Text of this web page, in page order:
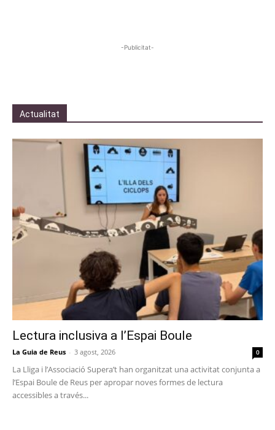
-Publicitat-
Actualitat
Lectura inclusiva a l’Espai Boule
La Guia de Reus - 3 agost, 2026 0
La Lliga i l’Associació Supera’t han organitzat una activitat conjunta a
l’Espai Boule de Reus per apropar noves formes de lectura
accessibles a través...